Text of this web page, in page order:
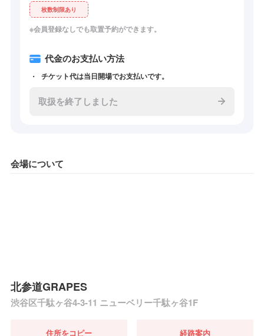
枚数制限あり
※会員登録なしでも取置予約ができます。
代金のお支払い方法
チケット代は当日開場でお支払いです。
取扱を終了しました
会場について
北参道GRAPES
渋谷区千駄ヶ谷4-3-11 ニューベリー千駄ヶ谷1F
住所をコピー 経路案内